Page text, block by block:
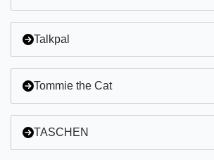
Talkpal
Tommie the Cat
TASCHEN